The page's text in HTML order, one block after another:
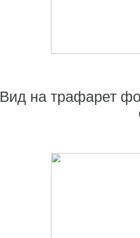
Вид на трафарет